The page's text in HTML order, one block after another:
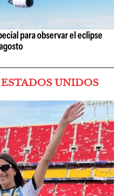
para observar el eclipse
UNIDOS